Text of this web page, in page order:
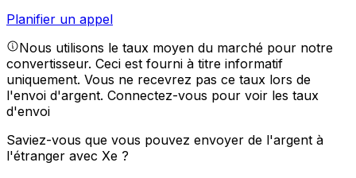
Planifier un appel
Nous utilisons le taux moyen du marché pour notre
convertisseur. Ceci est fourni à titre informatif
uniquement. Vous ne recevrez pas ce taux lors de
l'envoi d'argent. Connectez-vous pour voir les taux
d'envoi
Saviez-vous que vous pouvez envoyer de l'argent à
l'étranger avec Xe ?